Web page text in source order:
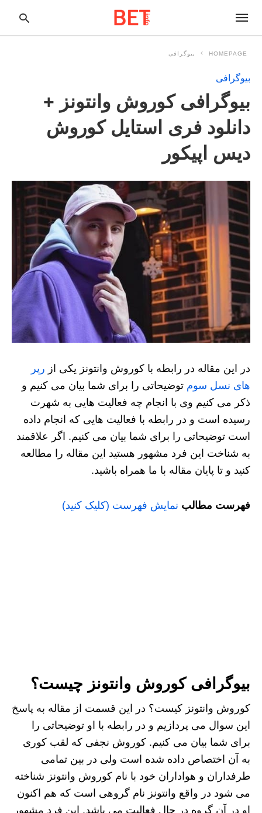
HOMEPAGE بیوگرافی
بیوگرافی
بیوگرافی کوروش وانتونز +
دانلود فری استایل کوروش
دیس اپیکور
در این مقاله در رابطه با کوروش وانتونز یکی از رپر
های نسل سوم توضیحاتی را برای شما بیان می کنیم و
ذکر می کنیم وی با انجام چه فعالیت هایی به شهرت
رسیده است و در رابطه با فعالیت هایی که انجام داده
است توضیحاتی را برای شما بیان می کنیم. اگر علاقمند
به شناخت این فرد مشهور هستید این مقاله را مطالعه
کنید و تا پایان مقاله با ما همراه باشید.
فهرست مطالب نمایش فهرست (کلیک کنید)
بیوگرافی کوروش وانتونز چیست؟
کوروش وانتونز کیست؟ در این قسمت از مقاله به پاسخ
این سوال می پردازیم و در رابطه با او توضیحاتی را
برای شما بیان می کنیم. کوروش نجفی که لقب کوری
به آن اختصاص داده شده است ولی در بین تمامی
طرفداران و هواداران خود با نام کوروش وانتونز شناخته
می شود در واقع وانتونز نام گروهی است که هم اکنون
او در آن گروه در حال فعالیت می باشد. این فرد مشهور